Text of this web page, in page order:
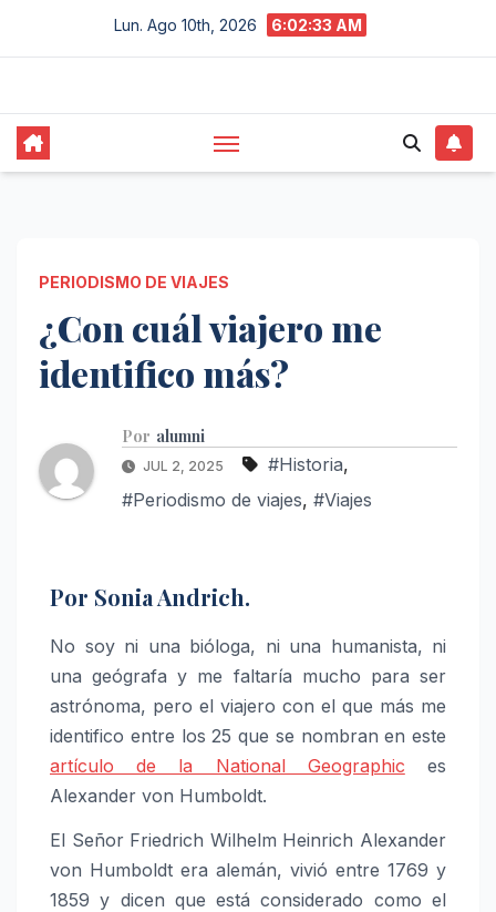
Lun. Ago 10th, 2026 6:02:33 AM
PERIODISMO DE VIAJES
¿Con cuál viajero me
identifico más?
Por alumni
JUL 2, 2025 #Historia,
#Periodismo de viajes, #Viajes
Por Sonia Andrich.
No soy ni una bióloga, ni una humanista, ni
una geógrafa y me faltaría mucho para ser
astrónoma, pero el viajero con el que más me
identifico entre los 25 que se nombran en este
artículo de la National Geographic es
Alexander von Humboldt.
El Señor Friedrich Wilhelm Heinrich Alexander
von Humboldt era alemán, vivió entre 1769 y
1859 y dicen que está considerado como el